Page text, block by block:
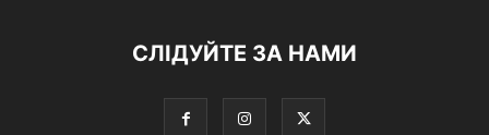
СЛІДУЙТЕ ЗА НАМИ